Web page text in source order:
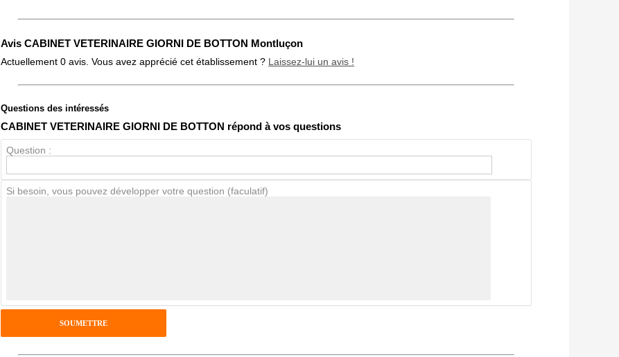
Avis CABINET VETERINAIRE GIORNI DE BOTTON Montluçon
Actuellement 0 avis. Vous avez apprécié cet établissement ? Laissez-lui un avis !
Note globale
Avis Clients
Antispam - Combien font 7x4 (en chiffres) :
Questions des intéressés
CABINET VETERINAIRE GIORNI DE BOTTON répond à vos questions
Question :
Si besoin, vous pouvez développer votre question (faculatif)